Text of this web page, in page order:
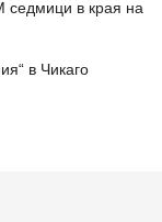
седмици в края на
в Чикаго